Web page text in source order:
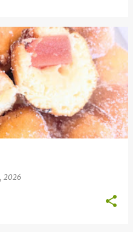
2026